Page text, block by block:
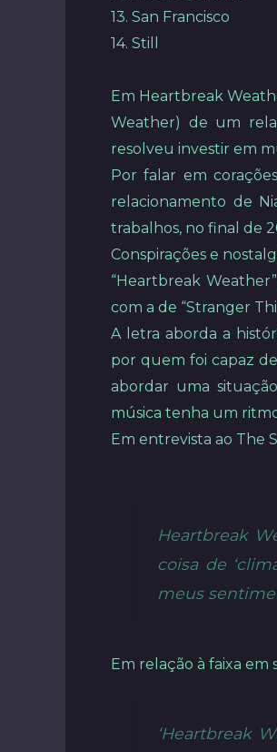
13. San Francisco
14. Still
Em Heartbreak
Weather) de um
resolveu investir em
Por falar em
relacionamento de
trabalhos, no final de
Conspirações e
“Heartbreak
com a de “Stranger
A letra aborda a
por quem foi capaz
abordar uma
música tenha um
Em entrevista ao The
Heartbreak
coisa de
meus
Em relação à faixa em
‘Heartbreak